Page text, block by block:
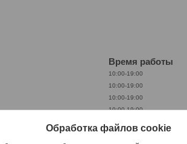
Время работы
10:00-19:00
10:00-19:00
10:00-19:00
10:00-19:00
10:00-19:00
Обработка файлов cookie